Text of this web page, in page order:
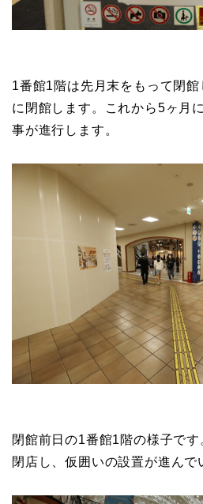
1番館1階は先月末をもって閉
に閉館します。これから5ヶ月
事が進行します。
閉館前日の1番館1階の様子で
閉店し、仮囲いの設置が進んで